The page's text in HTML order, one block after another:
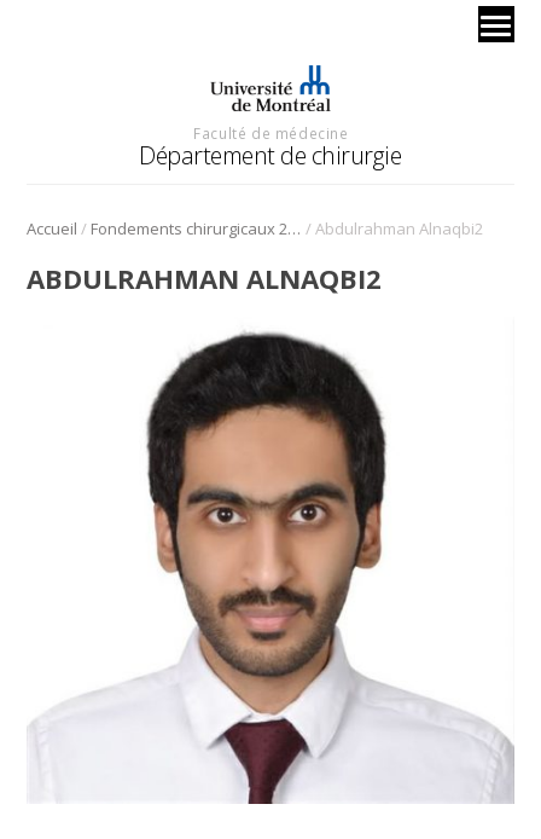
Faculté de médecine
Département de chirurgie
Accueil / Fondements chirurgicaux 2024 – Urologie /Abdulrahman Alnaqbi2
ABDULRAHMAN ALNAQBI2